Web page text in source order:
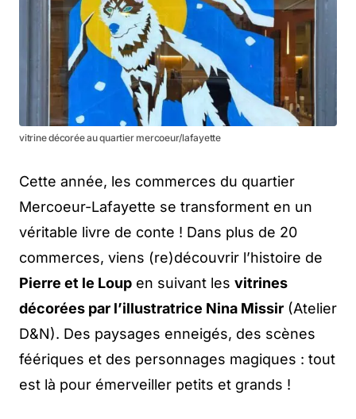
vitrine décorée au quartier mercoeur/lafayette
Cette année, les commerces du quartier
Mercoeur-Lafayette se transforment en un
véritable livre de conte ! Dans plus de 20
commerces, viens (re)découvrir l’histoire de
Pierre et le Loup en suivant les vitrines
décorées par l’illustratrice Nina Missir (Atelier
D&N). Des paysages enneigés, des scènes
féériques et des personnages magiques : tout
est là pour émerveiller petits et grands !